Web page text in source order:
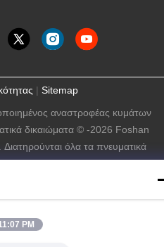
| Sitemap
αναστροφέας κυμάτων
δικαιώματα © -2026 Foshan
όλα τα πνευματικά
PM